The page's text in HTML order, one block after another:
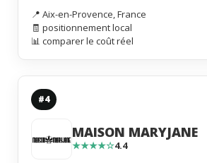
📍 Aix-en-Provence, France
🧾 positionnement local
📊 comparer le coût réel
#4
MAISON MARYJANE
★★★★☆4.4